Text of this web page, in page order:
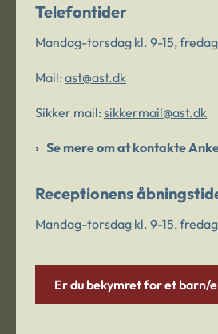
Telefontider
Mandag-torsdag kl. 9-15,
Mail: ast@ast.dk
Sikker mail: sikkermail@ast.dk
Se mere om at kontakte
Receptionens
Mandag-torsdag kl. 9-15,
Er du bekymret for et barn/